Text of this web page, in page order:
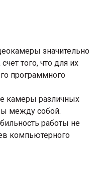
значительно
того, что для их
программного
камеры различных
между собой.
работы не
компьютерного